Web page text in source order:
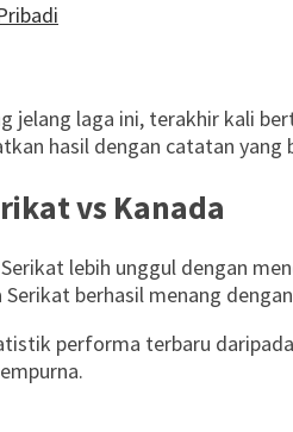
laga ini, terakhir kali
hasil dengan catatan yang
vs Kanada
lebih unggul dengan
berhasil menang
performa terbaru